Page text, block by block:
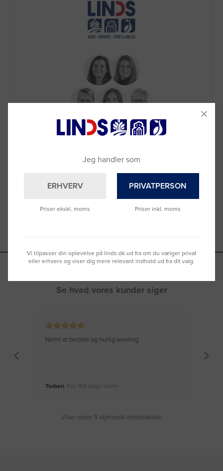
Brug for hjælp?
Se hvad vores kunder siger
Nemt at bestille og hurtig levering
Torben , For 169 dage siden
Viser vores 5-stjernede anmeldelser.
Jeg handler som
ERHVERV
Priser ekskl. moms
PRIVATPERSON
Priser inkl. moms
Vi tilpasser din oplevelse på linds.dk ud fra om du vælger privat
eller erhverv og viser dig mere relevant indhold ud fra dit valg.